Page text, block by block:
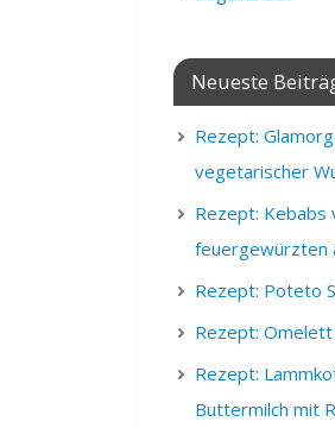
Neueste
Rezept:
vegetarischer
Rezept: Kebabs
feuergewürzten
Rezept: Poteto
Rezept:
Rezept:
Buttermilch mit